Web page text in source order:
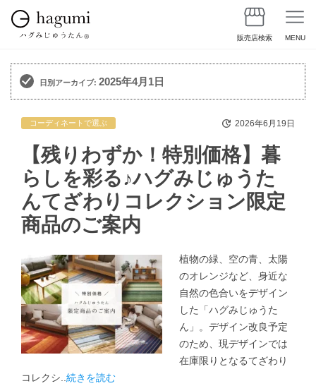
販売店検索 MENU
日別アーカイブ: 2025年4月1日
【残りわずか！特別価格】暮
らしを彩る♪ハグみじゅうた
んてざわりコレクション限定
商品のご案内
コーディネートで選ぶ 2026年6月19日
植物の緑、空の青、太陽
のオレンジなど、身近な
自然の色合いをデザイン
した「ハグみじゅうた
ん」。デザイン改良予定
のため、現デザインでは
在庫限りとなるてざわり
コレクシ.. 続きを読む